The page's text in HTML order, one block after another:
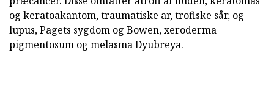
og keratoakantom, traumatiske ar, trofiske sår, og
lupus, Pagets sygdom og Bowen, xeroderma
pigmentosum og melasma Dyubreya.